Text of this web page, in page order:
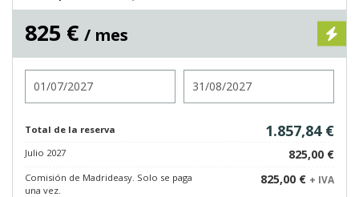
825 € / mes
Total de la reserva 1.857,84 €
Julio 2027 825,00 €
Comisión de Madrideasy. Solo se paga
una vez.
825,00 € + IVA